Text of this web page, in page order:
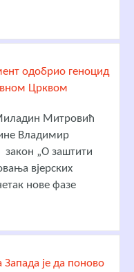
одобрио геноцид
Црквом
Митровић
Владимир
закон „О заштити
вјерских
нове фазе
је да поново